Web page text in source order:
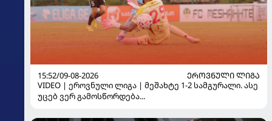
15:52/09-08-2026
ᲔᲠᲝᲕᲜᲣᲚᲘ ᲚᲘᲒᲐ
VIDEO | ეროვნული ლიგა | მეშახტე 1-2 სამგურალი. ასე
უცებ ვერ გამოსწორდება...